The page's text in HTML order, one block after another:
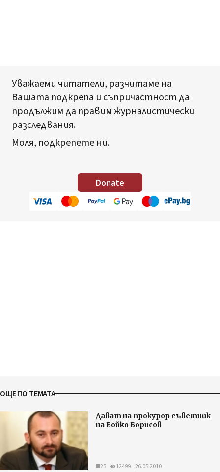
Уважаеми читатели, разчитаме на
Вашата подкрепа и съпричастност да
продължим да правим журналистически
разследвания.
Моля, подкрепете ни.
Donate
ОЩЕ ПО ТЕМАТА
Дават на прокурор съветник
на Бойко Борисов
25 12499 26.05.2010